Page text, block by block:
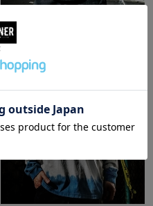
Uneven Dyeing Shirt